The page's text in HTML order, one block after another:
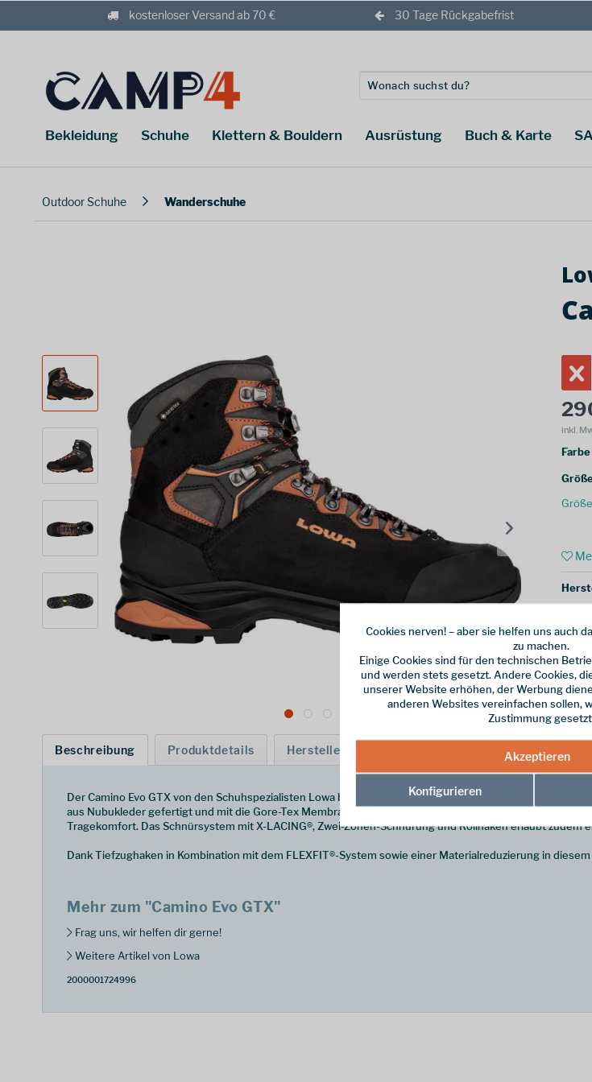
kostenloser Versand ab 70 € 30 Tage Rückgabefrist
Bekleidung Schuhe Klettern & Bouldern Ausrüstung Buch & Karte
Outdoor Schuhe Wanderschuhe
inkl.
Farbe
Beschreibung Produktdetails Hersteller
Der Camino Evo GTX von den Schuhspezialisten Lowa bietet weiterhin die griffige Vibram Apptrail II
aus Nubukleder gefertigt und mit die Gore-Tex Membran schützt zuverlässig vor Wasser bei guter
Tragekomfort. Das Schnürsystem mit X-LACING®, Zwei-Zonen-Schnürung und Rollhaken erlaubt
Dank Tiefzughaken in Kombination mit dem FLEXFIT®-System sowie einer Materialreduzierung in
Mehr zum "Camino Evo GTX"
Frag uns, wir helfen dir gerne!
Weitere Artikel von Lowa
2000001724996
Cookies nerven! – aber sie helfen uns auch
zu machen.
Einige Cookies sind für den technischen
und werden stets gesetzt. Andere Cookies,
unserer Website erhöhen, der Werbung
anderen Websites vereinfachen sollen,
Zustimmung gesetzt.
Akzeptieren
Konfigurieren